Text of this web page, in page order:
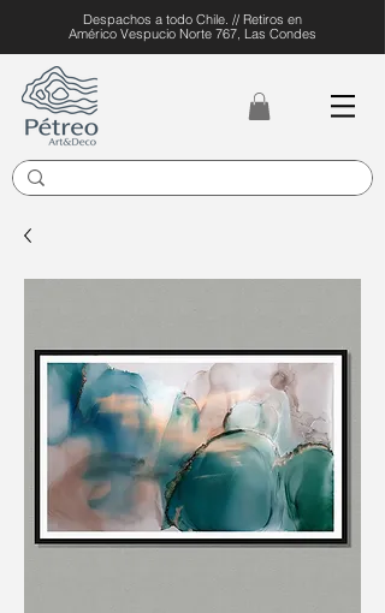
Despachos a todo Chile. // Retiros en
Américo Vespucio Norte 767, Las Condes